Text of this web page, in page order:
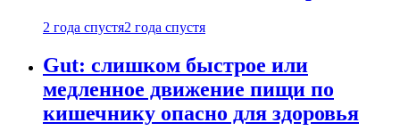
2 года спустя2 года спустя
Gut: слишком быстрое или
медленное движение пищи по
кишечнику опасно для здоровья